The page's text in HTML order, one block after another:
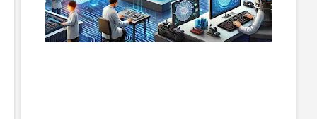
비 창업자 지원 사업 과 초기 창업자를 대상으로 하는 초
기 창업자 지원 사업 이 있습니다. 본 사업과 예비 창업자
지원 사업의 차이점은 지원 대상과 지원 금액입니다. 본